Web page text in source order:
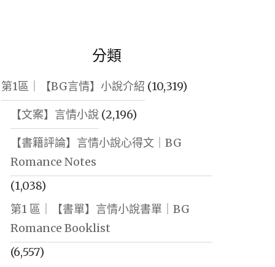
分類
第1區｜【BG言情】小說介紹 (10,319)
【文案】言情小說(2,196)
【書籍評論】言情小說心得文｜BG
Romance Notes
(1,038)
第1 區｜【書單】言情小說書單｜BG
Romance Booklist
(6,557)